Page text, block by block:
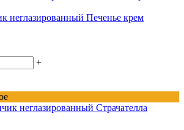
неглазированный Печенье крем
+